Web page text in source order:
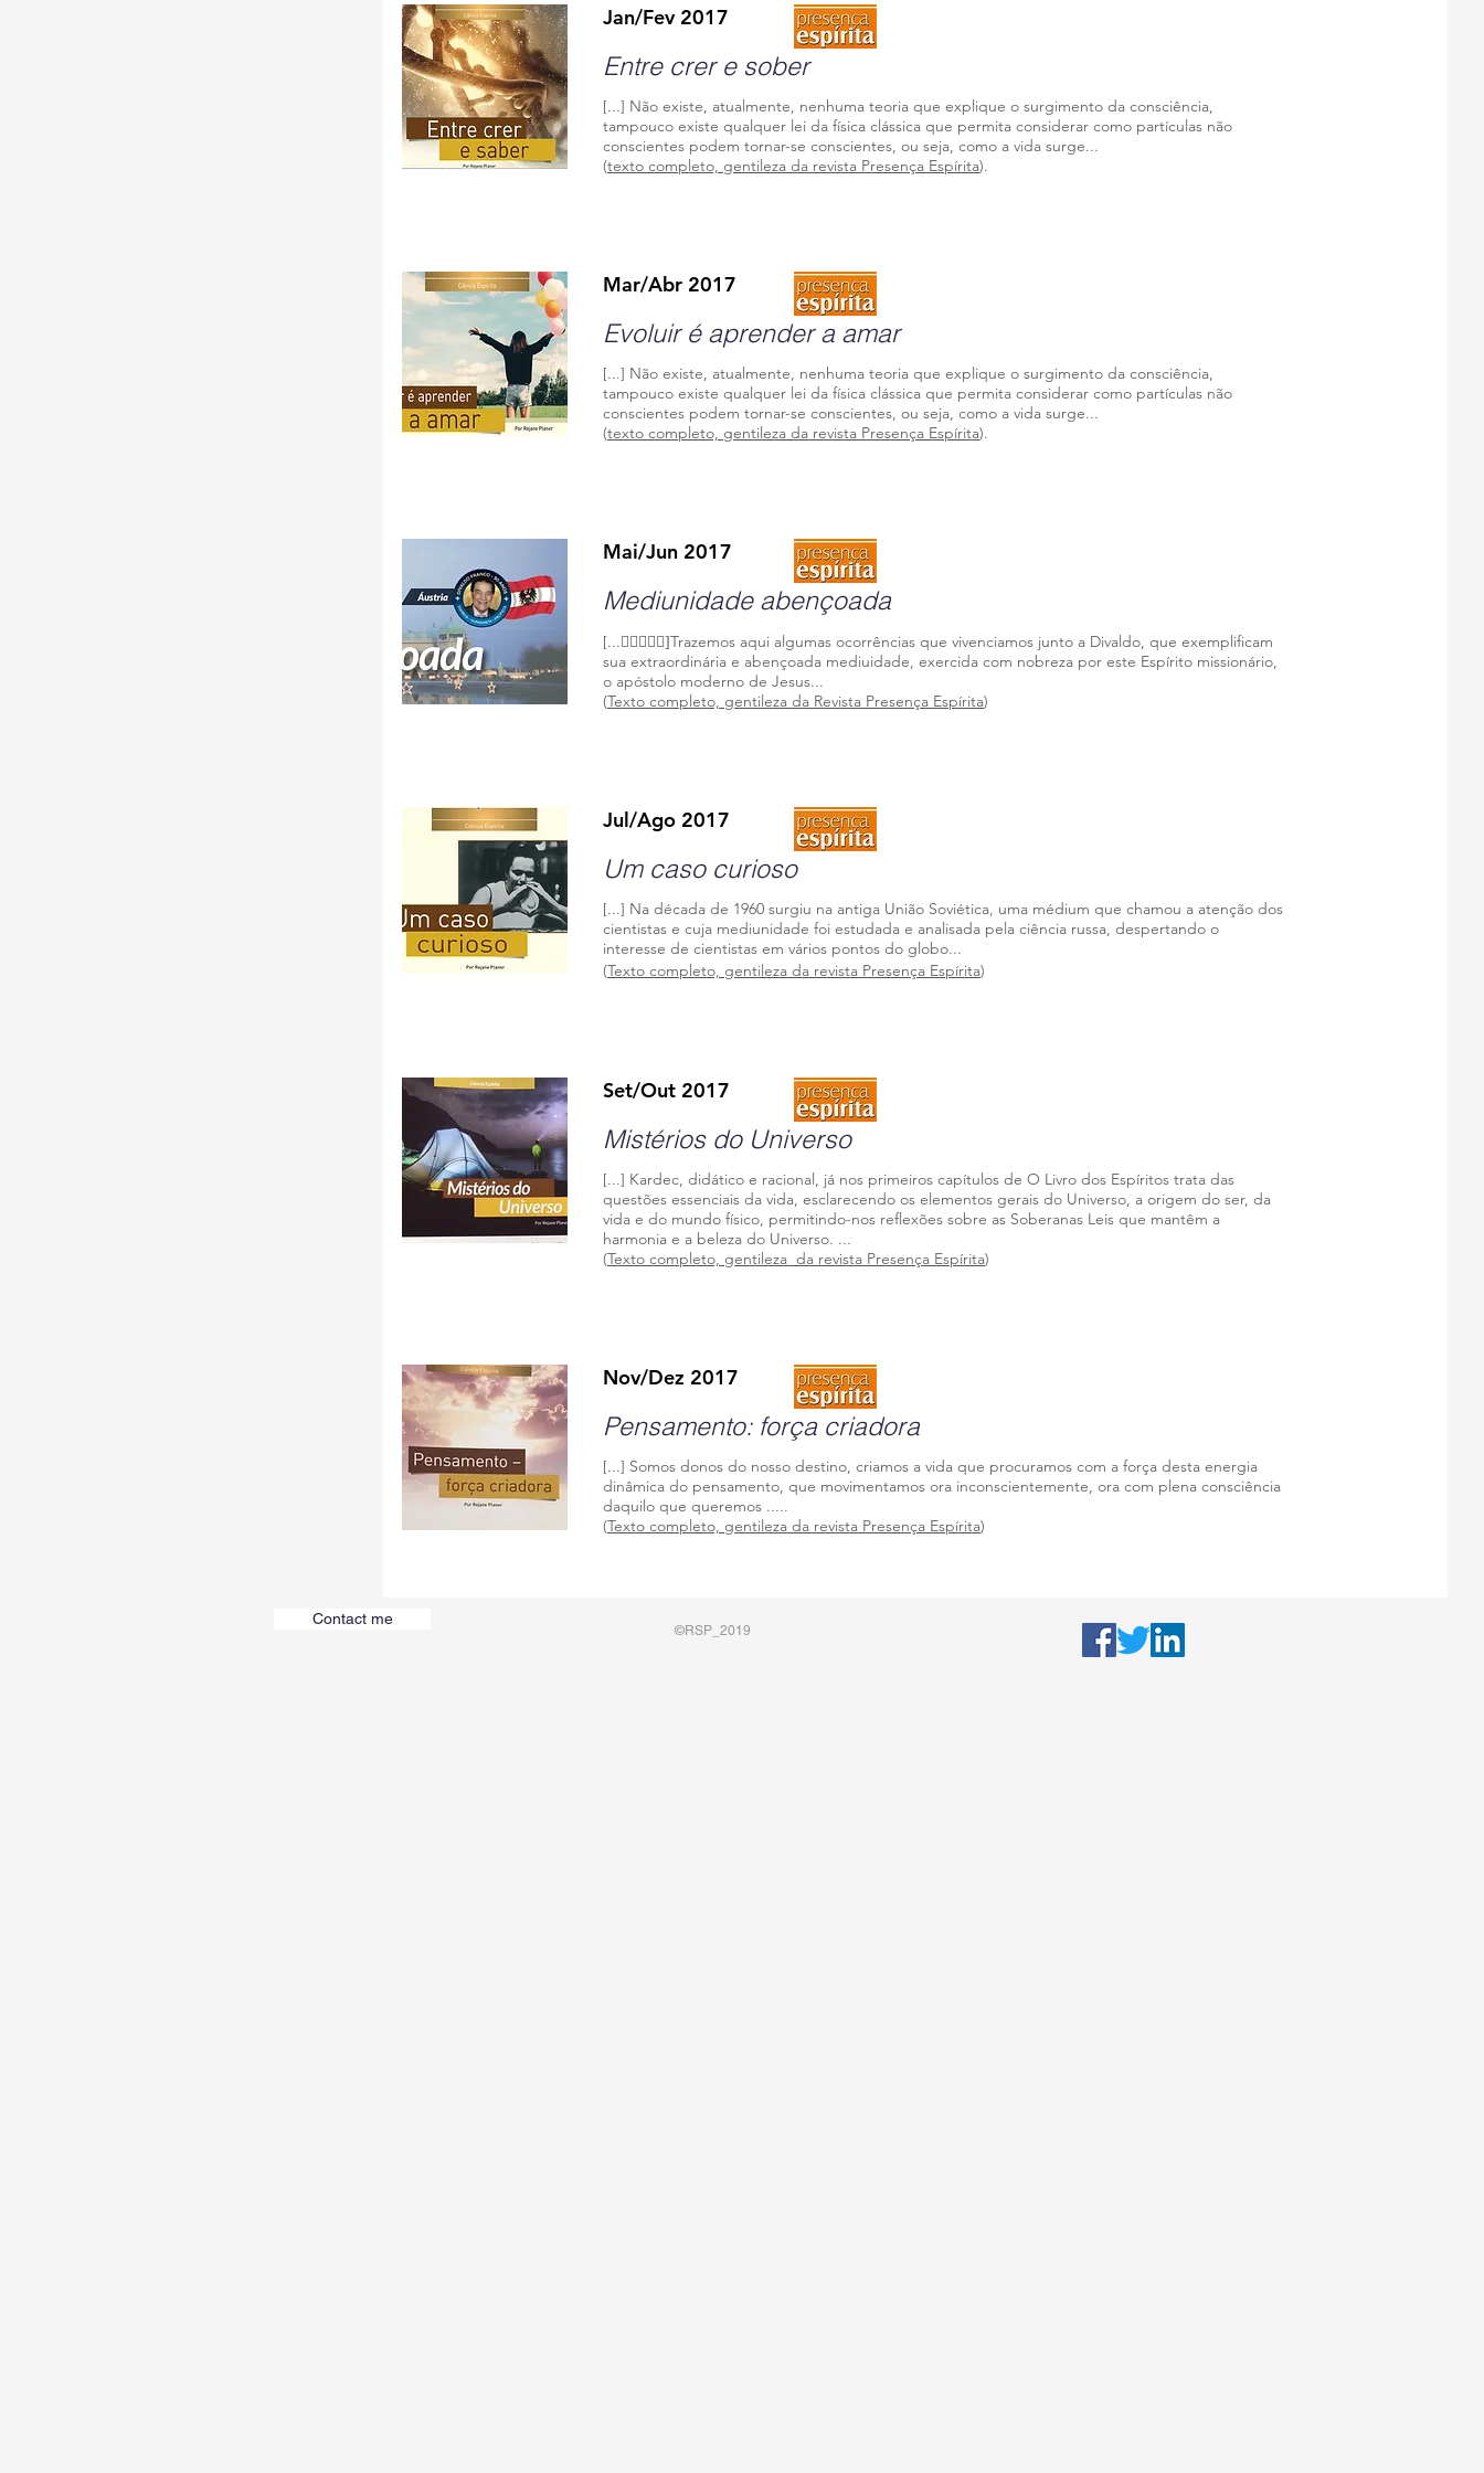
Jan/Fev 2017
Entre crer e sober
[...] Não existe, atualmente, nenhuma teoria que explique o surgimento da consciência,
tampouco existe qualquer lei da física clássica que permita considerar como partículas não
conscientes podem tornar-se conscientes, ou seja, como a vida surge...
(texto completo, gentileza da revista Presença Espírita).
Mar/Abr 2017
Evoluir é aprender a amar
[...] Não existe, atualmente, nenhuma teoria que explique o surgimento da consciência,
tampouco existe qualquer lei da física clássica que permita considerar como partículas não
conscientes podem tornar-se conscientes, ou seja, como a vida surge...
(texto completo, gentileza da revista Presença Espírita).
Mai/Jun 2017
Mediunidade abençoada
[... 􏰙􏰐􏰇􏰤􏰑]Trazemos aqui algumas ocorrências que vivenciamos junto a Divaldo, que exemplificam
sua extraordinária e abençoada mediuidade, exercida com nobreza por este Espírito missionário,
o apóstolo moderno de Jesus...
(Texto completo, gentileza da Revista Presença Espírita)
Jul/Ago 2017
Um caso curioso
[...] Na década de 1960 surgiu na antiga União Soviética, uma médium que chamou a atenção dos
cientistas e cuja mediunidade foi estudada e analisada pela ciência russa, despertando o
interesse de cientistas em vários pontos do globo...
(Texto completo, gentileza da revista Presença Espírita)
Set/Out 2017
Mistérios do Universo
[...] Kardec, didático e racional, já nos primeiros capítulos de O Livro dos Espíritos trata das
questões essenciais da vida, esclarecendo os elementos gerais do Universo, a origem do ser, da
vida e do mundo físico, permitindo-nos reflexões sobre as Soberanas Leis que mantêm a
harmonia e a beleza do Universo. ...
(Texto completo, gentileza da revista Presença Espírita)
Nov/Dez 2017
Pensamento: força criadora
[...] Somos donos do nosso destino, criamos a vida que procuramos com a força desta energia
dinâmica do pensamento, que movimentamos ora inconscientemente, ora com plena consciência
daquilo que queremos .....
(Texto completo, gentileza da revista Presença Espírita)
Contact me
©RSP_2019